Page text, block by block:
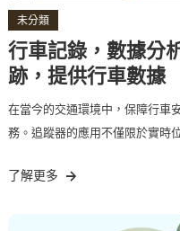
未分類
行車記錄，數據分
跡，提供行車數據
在當今的交通環境中，保障行車
務。追蹤器的應用不僅限於實時
了解更多